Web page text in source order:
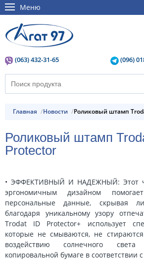
Меню
(063) 432-31-65 (096)
Главная Новости Роликовый штамп
Роликовый штамп Trodat ID
Protector
• ЭФФЕКТИВНЫЙ И НАДЕЖНЫЙ: Этот
эргономичным дизайном
персональные данные, скрывая
благодаря уникальному узору
Trodat ID Protector+ использует
которые не смываются, не
воздействию солнечного
копировальной бумаге в соответствии